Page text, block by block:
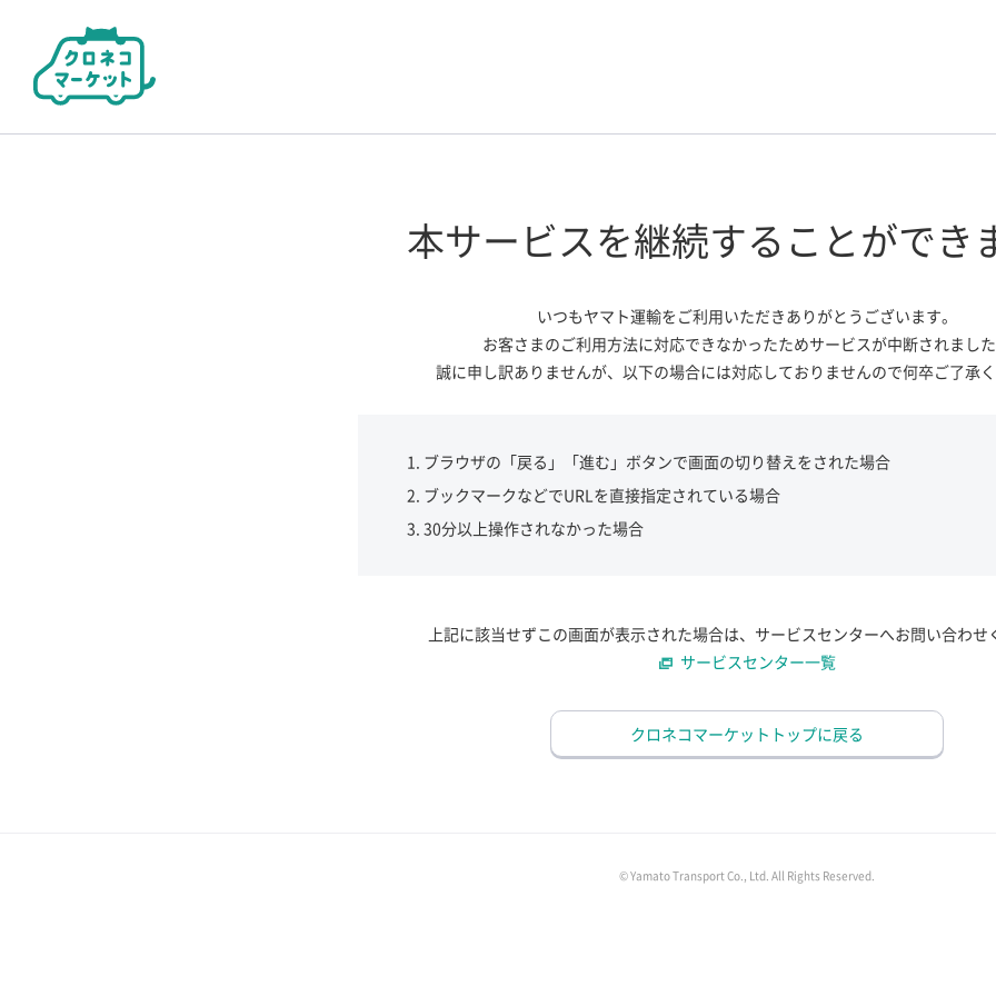
本サービスを継続する ことができ
いつもヤマト運輸をご利用いただきありがとうございます。
お客さまのご利用方法に対応できなかったためサービスが中断されました
誠に申し訳ありませんが、 以下の場合には対応しておりませんので何卒ご了承く
ブラウザの「戻る」「進む」ボタンで画面の切り替えをされた場合
ブックマークなどでURLを直接指定されている場合
30分以上操作されなかった場合
上記に該当せずこの画面が表示された場合は、サービスセンターへお問い合わせ
サービスセンター一覧
クロネコマーケットトップに戻る
© Yamato Transport Co., Ltd. All Rights Reserved.